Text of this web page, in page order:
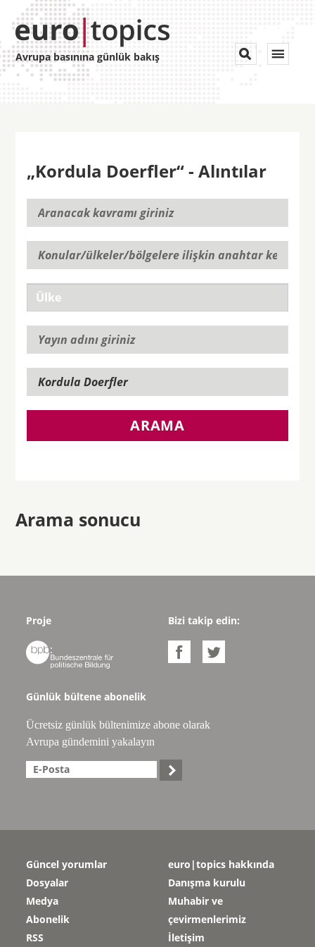
Avrupa basınına günlük bakış Toggle


„Kordula Doerfler“ - Alıntılar
ARAMA
Arama sonucu
Proje

Bizi takip edin:
 
Günlük bültene abonelik
Ücretsiz günlük bültenimize abone olarak
Avrupa gündemini yakalayın

Güncel yorumlar
Dosyalar
Medya
Abonelik
RSS
euro|topics hakkında
Danışma kurulu
Muhabir ve
çevirmenlerimiz
İletişim